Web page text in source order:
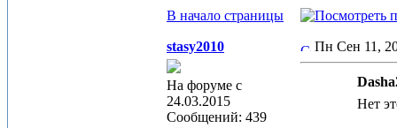
В начало страницы
stasy2010
На форуме с
24.03.2015
Сообщений: 439
Пн Сен 11,
Нет